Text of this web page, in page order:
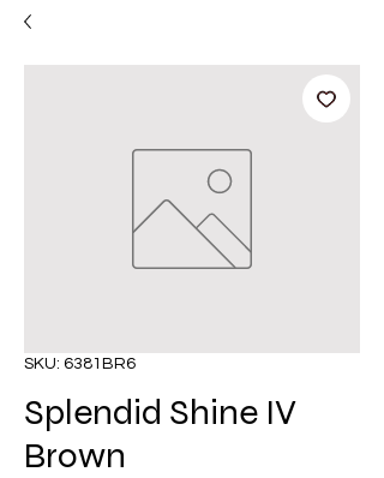
SKU: 6381BR6
Splendid Shine IV
Brown